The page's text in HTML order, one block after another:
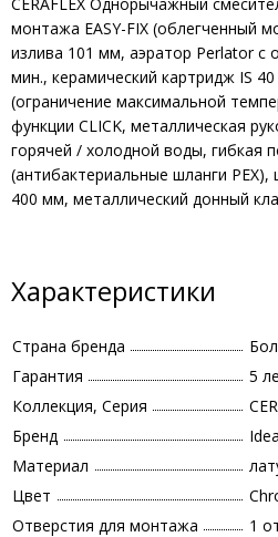
монтажа EASY-FIX (облегченный
излива 101 мм, аэратор Perlator с
мин., керамический картридж IS
(ограничение максимальной
функции CLICK, металлическая
горячей / холодной воды, гибкая
(антибактериальные шланги
400 мм, металлический донный
Характеристики
Страна бренда
Гарантия
5
Коллекция, Серия
Бренд
Материал
Цвет
Отверстия для монтажа
1